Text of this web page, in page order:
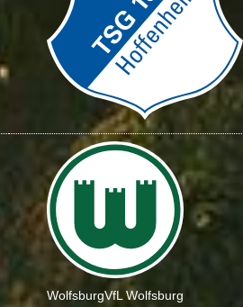
WolfsburgVfL Wolfsburg